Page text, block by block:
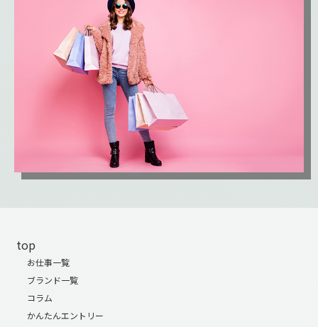
top
お仕事一覧
ブランド一覧
コラム
かんたんエントリー